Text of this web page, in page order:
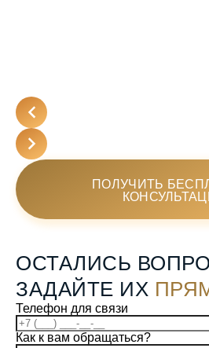
ПОЛУЧИТЬ
ОСТАЛИСЬ
ЗАДАЙТЕ ИХ
Телефон для связи
Как к вам обращаться?